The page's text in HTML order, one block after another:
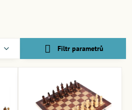
Filtr parametrů